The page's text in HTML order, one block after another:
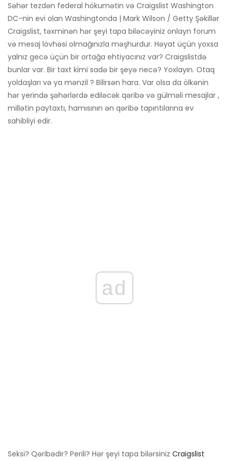
Səhər tezdən federal hökumətin və Craigslist Washington
DC-nin evi olan Washingtonda | Mark Wilson / Getty Şəkillər
Craigslist, təxminən hər şeyi tapa biləcəyiniz onlayn forum
və mesaj lövhəsi olmağınızla məşhurdur. Həyat üçün yoxsa
yalnız gecə üçün bir ortağa ehtiyacınız var? Craigslistdə
bunlar var. Bir taxt kimi sadə bir şeyə necə? Yoxlayın. Otaq
yoldaşları və ya mənzil ? Bilirsən hara. Var olsa da ölkənin
hər yerində şəhərlərdə ediləcək qəribə və gülməli mesajlar ,
millətin paytaxtı, hamısının ən qəribə tapıntılarına ev
sahibliyi edir.
ad
Seksi? Qəribədir? Perili? Hər şeyi tapa bilərsiniz Craigslist